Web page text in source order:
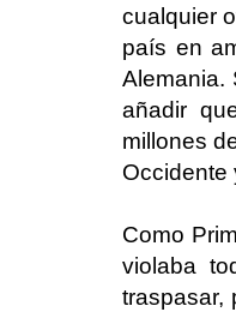
cualquier
país en
Alemania.
añadir
millones
Occidente
Como
violaba
traspasar,